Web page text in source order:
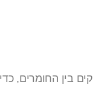
בין החומרים,